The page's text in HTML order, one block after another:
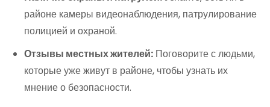
районе камеры видеонаблюдения, патрулирование
полицией и охраной.
Отзывы местных жителей: Поговорите с людьми,
которые уже живут в районе, чтобы узнать их
мнение о безопасности.